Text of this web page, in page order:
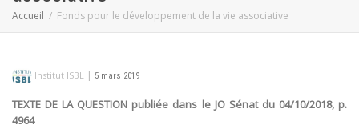
Accueil Fonds pour le développement de la vie associative
Institut ISBL | 5 mars 2019
TEXTE DE LA QUESTION publiée dans le JO Sénat du 04/10/2018, p.
4964